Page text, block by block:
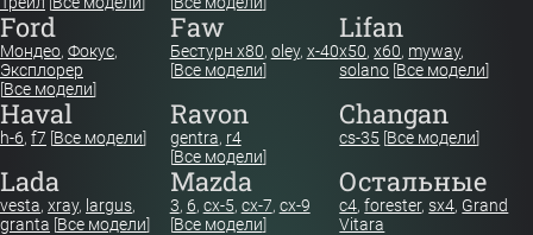
Ford
Мондео, Фокус,
Эксплорер
[Все модели]
Faw
Бестурн х80, oley, x-40
[Все модели]
Lifan
x50,x60, myway,
solano [Все модели]
Haval
h-6, f7 [Все модели]
Ravon
gentra, r4
[Все модели]
Changan
cs-35 [Все модели]
Lada
vesta, xray, largus,
granta [Все модели]
Mazda
3, 6, cx-5, cx-7, cx-9
[Все модели]
Остальные
c4,forester,sx4, Grand
Vitara